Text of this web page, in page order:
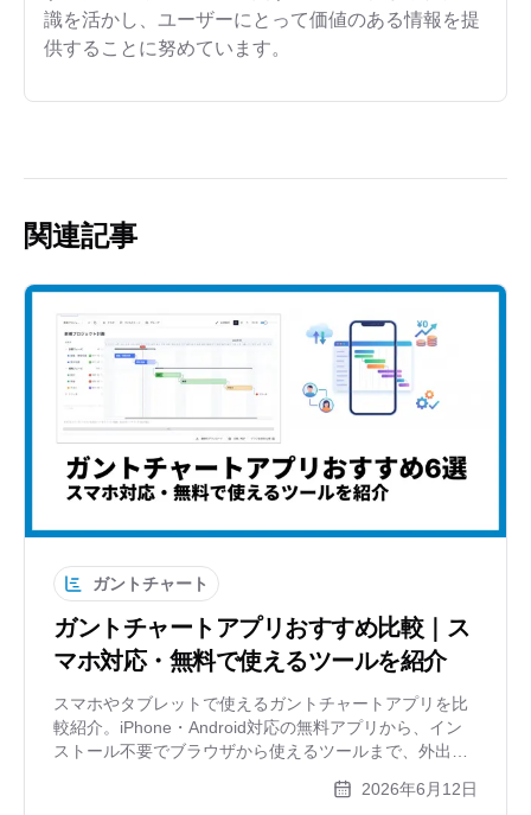
識を活かし、ユーザーにとって価値のある情報を提
供することに努めています。
関連記事
ガントチャート
ガントチャートアプリおすすめ比較｜ス
マホ対応・無料で使えるツールを紹介
スマホやタブレットで使えるガントチャートアプリを比
較紹介。iPhone・Android対応の無料アプリから、イン
ストール不要でブラウザから使えるツールまで、外出先
でのプロジェクト管理に役立つ選び方を解説します。
2026年6月12日